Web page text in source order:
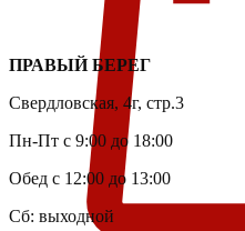
ПРАВЫЙ БЕРЕГ
Свердловская, 4г, стр.3
Пн-Пт с 9:00 до 18:00
Обед с 12:00 до 13:00
Сб: выходной